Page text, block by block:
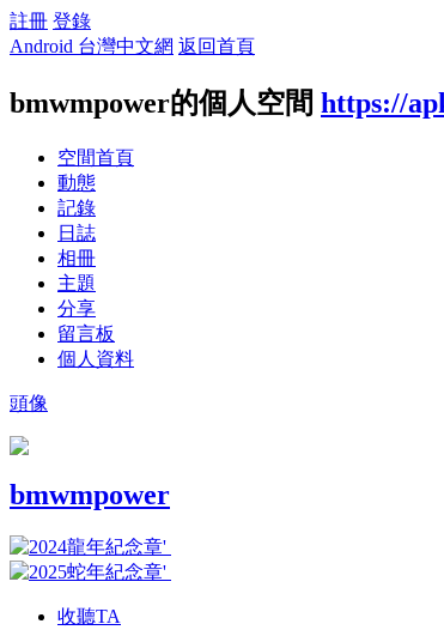
註冊 登錄
Android 台灣中文網 返回首頁
bmwmpower的個人空間 https://
空間首頁
動態
記錄
日誌
相冊
主題
分享
留言板
個人資料
頭像
bmwmpower
收聽TA